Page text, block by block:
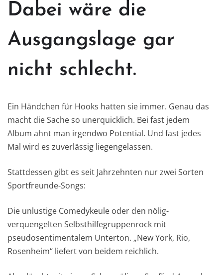
Dabei wäre die
Ausgangslage gar
nicht schlecht.
Ein Händchen für Hooks hatten sie immer. Genau das
macht die Sache so unerquicklich. Bei fast jedem
Album ahnt man irgendwo Potential. Und fast jedes
Mal wird es zuverlässig liegengelassen.
Stattdessen gibt es seit Jahrzehnten nur zwei Sorten
Sportfreunde-Songs:
Die unlustige Comedykeule oder den nölig-
verquengelten Selbsthilfegruppenrock mit
pseudosentimentalem Unterton. „New York, Rio,
Rosenheim“ liefert von beidem reichlich.